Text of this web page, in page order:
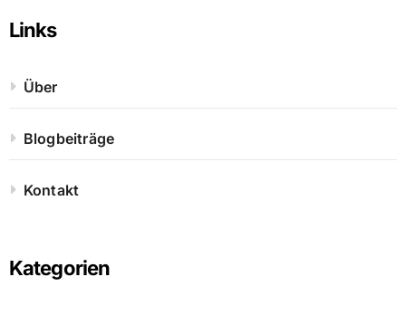
Links
Über
Blogbeiträge
Kontakt
Kategorien